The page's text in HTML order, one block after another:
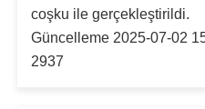
coşku ile gerçekleştirildi.
Güncelleme 2025-07-02
2937